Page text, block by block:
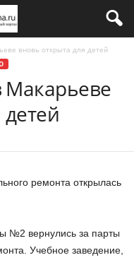
вновь открыта для детей
ремонта открылась
№2 вернулись за парты
Учебное заведение,